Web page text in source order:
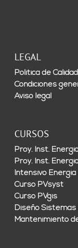
LEGAL
Política de Calidad
Condiciones
Aviso legal
CURSOS
Proy. Inst.
Proy. Inst.
Intensivo Energía
Curso PVsyst
Curso PVgis
Diseño Sistemas
Mantenimiento